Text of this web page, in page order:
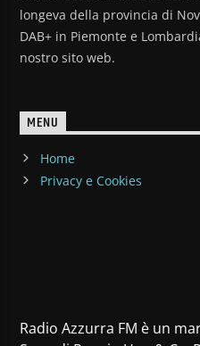
longeva della provincia di
DAB+ in Piemonte e
nostro sito web.
MENU
Home
Privacy e Cookies
Radio Azzurra FM è un